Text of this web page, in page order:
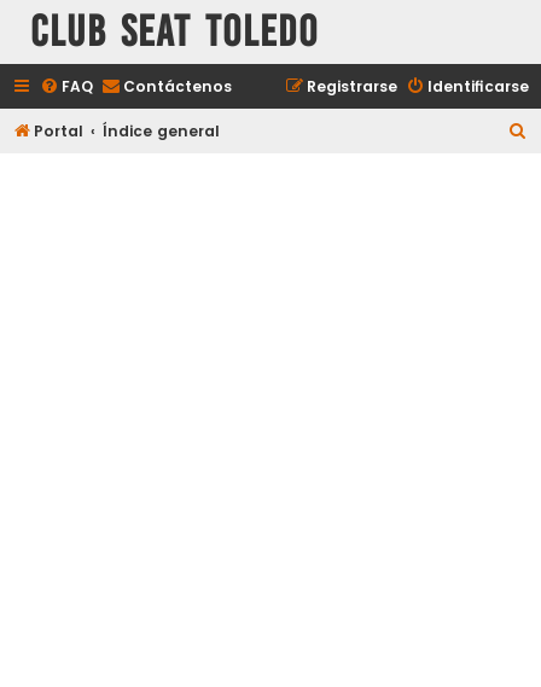
Club Seat Toledo
FAQ Contáctenos Identificarse
Registrarse
Portal Índice general